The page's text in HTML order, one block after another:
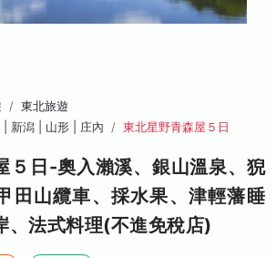
東北旅遊
新潟 | 山形 | 庄內
東北星野青森屋５日
５日-奧入瀨溪、銀山溫泉、猊
田山纜車、採水果、津輕藩睡
、法式料理(不進免稅店)